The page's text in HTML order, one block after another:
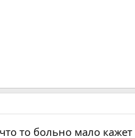
то больно мало кажет